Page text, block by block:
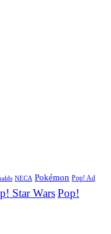
NECA Pokémon Pop! Ad
Star WarsPop!